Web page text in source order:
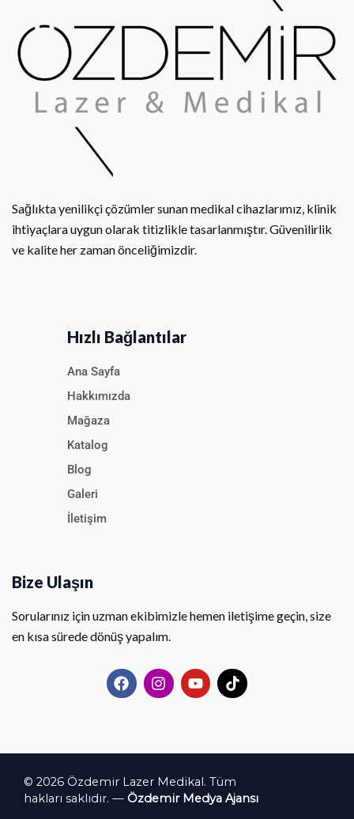
Sağlıkta yenilikçi çözümler sunan medikal cihazlarımız, klinik
ihtiyaçlara uygun olarak titizlikle tasarlanmıştır. Güvenilirlik
ve kalite her zaman önceliğimizdir.
Hızlı Bağlantılar
Ana Sayfa
Hakkımızda
Mağaza
Katalog
Blog
Galeri
İletişim
Bize Ulaşın
Sorularınız için uzman ekibimizle hemen iletişime geçin, size
en kısa sürede dönüş yapalım.
F
a
c
o
k
I
n
s
r
a
m
Y
o
u
e
T
i
k
© 2026 Özdemir Lazer Medikal. Tüm
hakları saklıdır. — Özdemir Medya Ajansı